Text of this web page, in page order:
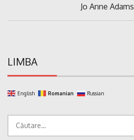
Next
Jo Anne Adams
LIMBA
English Romanian Russian